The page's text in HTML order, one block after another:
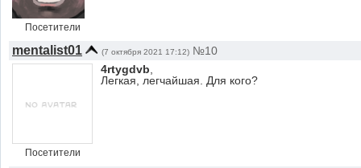
Посетители
mentalist01 (7 октября 2021 17:12) №10
Посетители
4rtygdvb
Легкая, легчайшая. Для кого?